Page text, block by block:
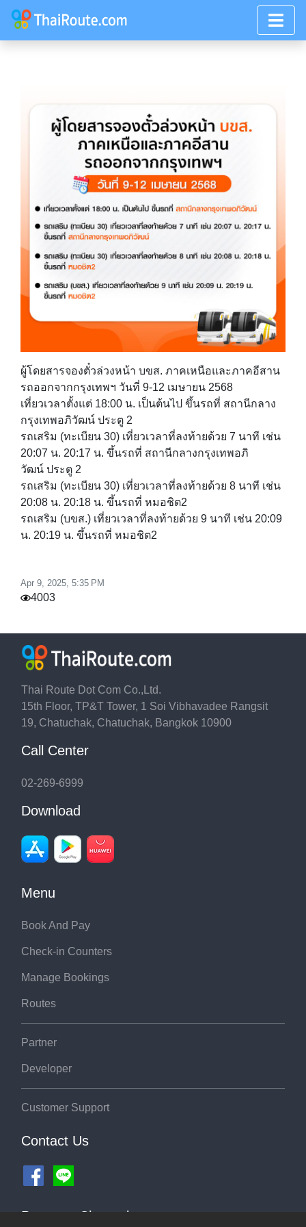
ผู้โดยสารจองตั๋วล่วงหน้า บขส. ภาคเหนือและภาคอีสาน
รถออกจากกรุงเทพฯ วันที่ 9-12 เมษายน 2568
เที่ยวเวลาตั้งแต่ 18:00 น. เป็นต้นไป ขึ้นรถที่ สถานีกลาง
กรุงเทพอภิวัฒน์ ประตู 2
รถเสริม (ทะเบียน 30) เที่ยวเวลาที่ลงท้ายด้วย 7 นาที เช่น
20:07 น. 20:17 น. ขึ้นรถที่ สถานีกลางกรุงเทพอภิ
วัฒน์ ประตู 2
รถเสริม (ทะเบียน 30) เที่ยวเวลาที่ลงท้ายด้วย 8 นาที เช่น
20:08 น. 20:18 น. ขึ้นรถที่ หมอชิต2
รถเสริม (บขส.) เที่ยวเวลาที่ลงท้ายด้วย 9 นาที เช่น 20:09
น. 20:19 น. ขึ้นรถที่ หมอชิต2
Apr 9, 2025, 5:35 PM
4003
Thai Route Dot Com Co.,Ltd.
15th Floor, TP&T Tower, 1 Soi Vibhavadee Rangsit
19, Chatuchak, Chatuchak, Bangkok 10900
Call Center
02-269-6999
Download
Menu
Book And Pay
Check-in Counters
Manage Bookings
Routes
Partner
Developer
Customer Support
Contact Us
Payment Channel